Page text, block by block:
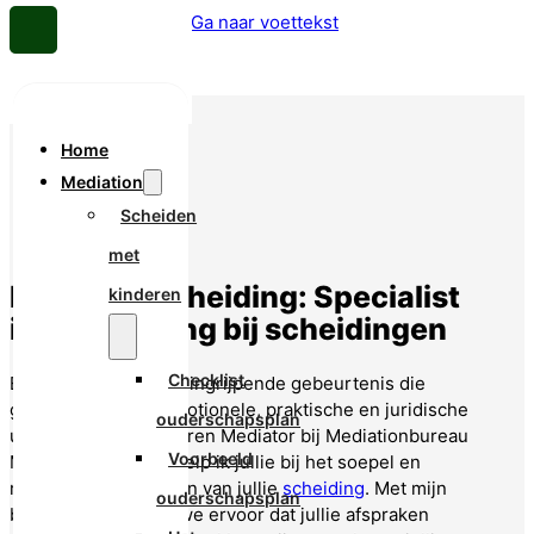
Ga naar voettekst
Home
Mediation
Scheiden
met
kinderen
Checklist
ouderschapsplan
Voorbeeld
ouderschapsplan
Mediator Scheiding: Specialist
in begeleiding bij scheidingen
Een scheiding is een ingrijpende gebeurtenis die
gepaard gaat met emotionele, praktische en juridische
uitdagingen. Als ervaren Mediator bij Mediationbureau
Midden-Nederland help ik jullie bij het soepel en
respectvol afhandelen van jullie scheiding. Met mijn
begeleiding zorgen we ervoor dat jullie afspraken